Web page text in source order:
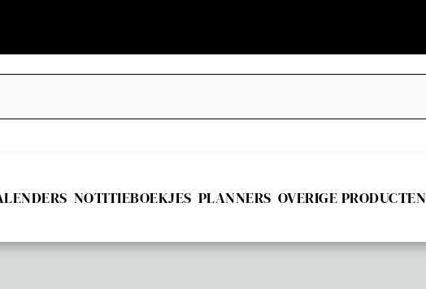
NOTITIEBOEKJES PLANNERS OVERIGE PRODUCTEN